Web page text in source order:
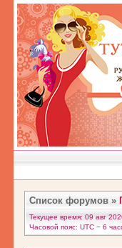
Список форумов »
Текущее время: 09 авг
Часовой пояс: UTC − 6